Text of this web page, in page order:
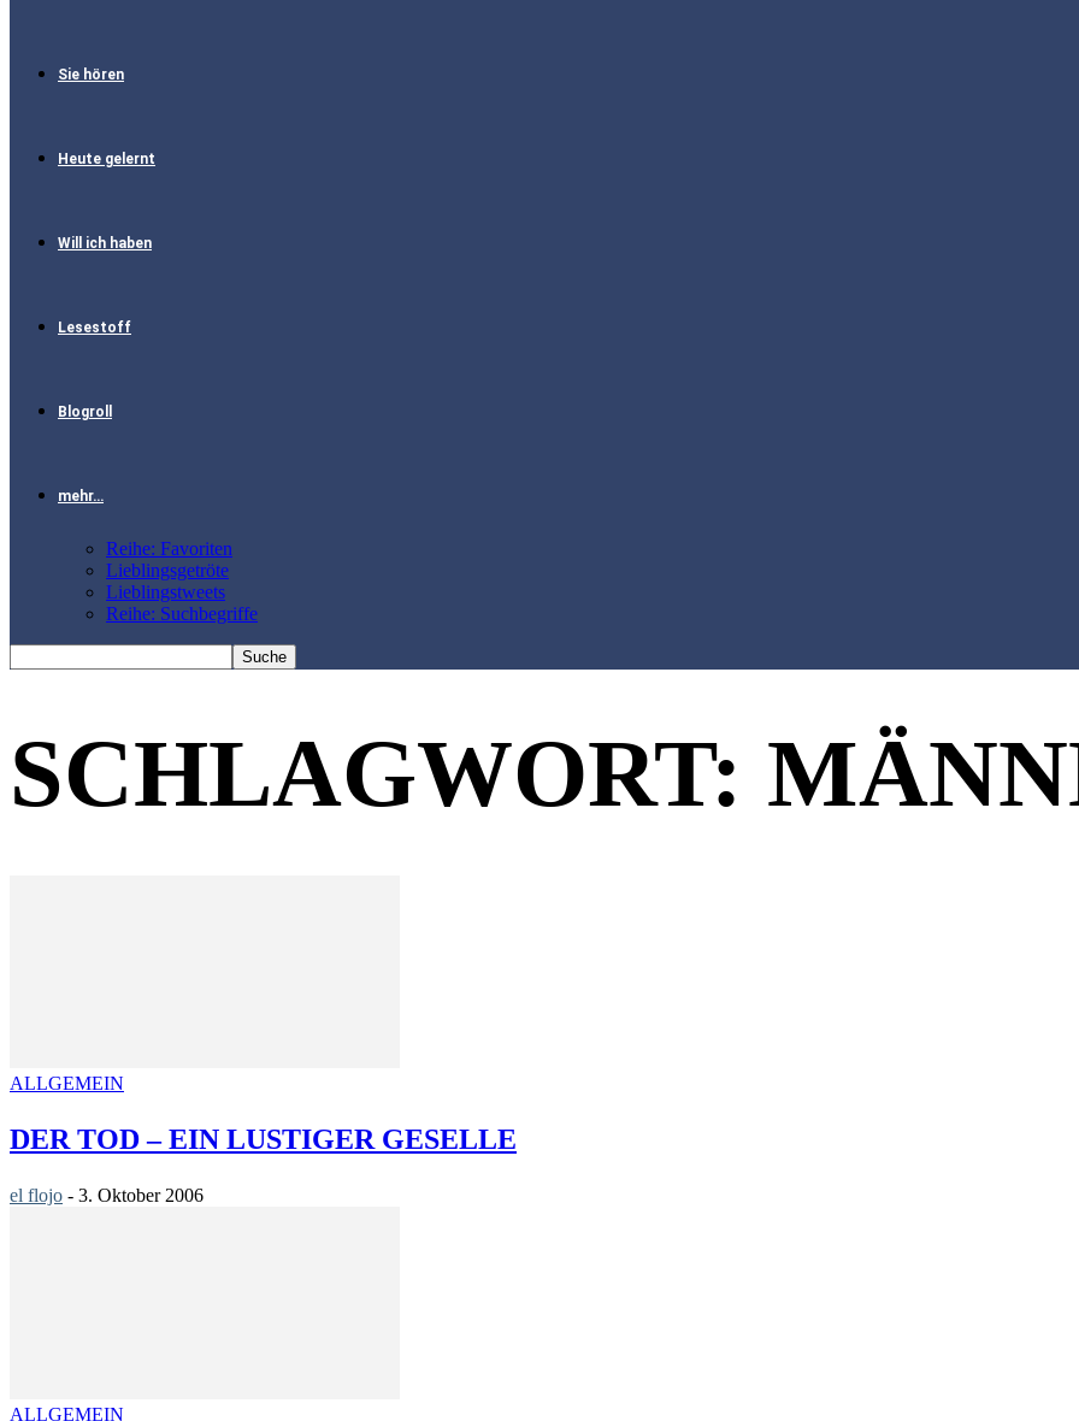
Sie hören
Heute gelernt
Will ich haben
Lesestoff
Blogroll
mehr…
Reihe: Favoriten
Lieblingsgetröte
Lieblingstweets
Reihe: Suchbegriffe
SCHLAGWORT:
ALLGEMEIN
DER TOD – EIN LUSTIGER GESELLE
el flojo - 3. Oktober 2006
ALLGEMEIN